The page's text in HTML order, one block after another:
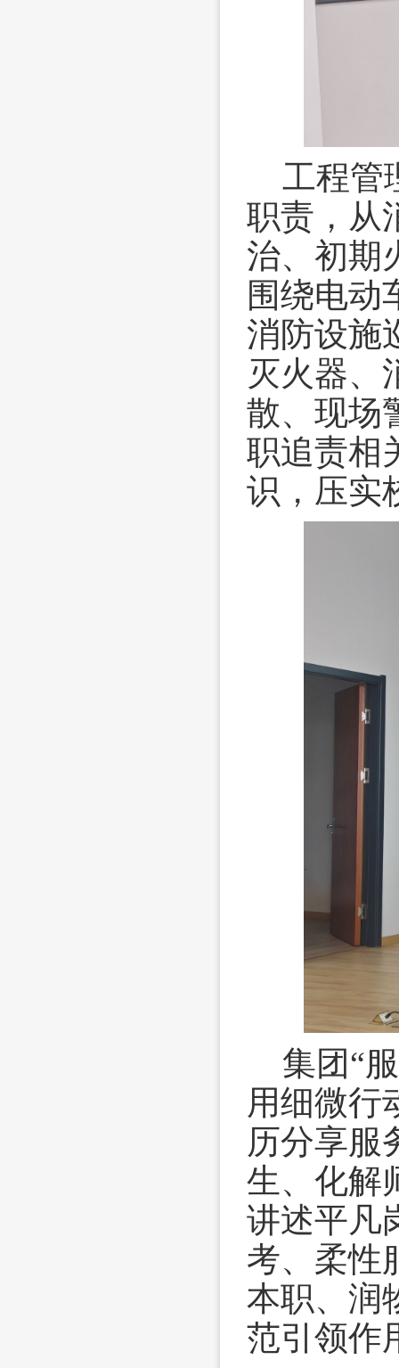
工程管
职责，从
治、初期
围绕电动
消防设施
灭火器、
散、现场
职追责相
识，压实
集团“
用细微行
历分享服
生、化解
讲述平凡
考、柔性
本职、润
范引领作